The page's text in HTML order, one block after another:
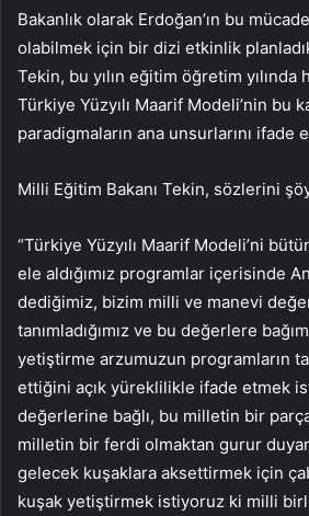
Bakanlık olarak Erdoğan’ın bu
olabilmek için bir dizi etkinlik
Tekin, bu yılın eğitim öğretim yılında
Türkiye Yüzyılı Maarif Modeli’nin bu
paradigmaların ana unsurlarını
Milli Eğitim Bakanı Tekin, sözlerini
“Türkiye Yüzyılı Maarif Modeli’ni
ele aldığımız programlar içerisinde
dediğimiz, bizim milli ve manevi
tanımladığımız ve bu değerlere
yetiştirme arzumuzun programların
ettiğini açık yüreklilikle ifade etmek
değerlerine bağlı, bu milletin bir
milletin bir ferdi olmaktan gurur
gelecek kuşaklara aksettirmek için
kuşak yetiştirmek istiyoruz ki milli